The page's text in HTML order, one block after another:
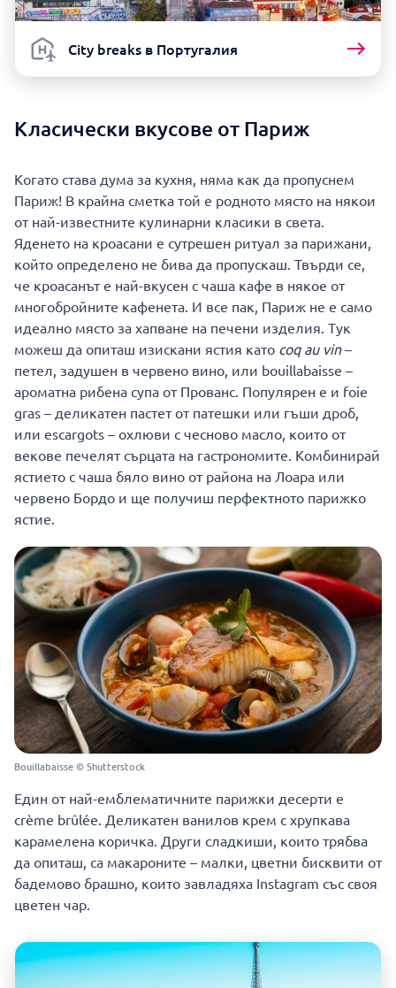
City breaks в Португалия
Класически вкусове от Париж
Когато става дума за кухня, няма как да пропуснем
Париж! В крайна сметка той е родното място на някои
от най-известните кулинарни класики в света.
Яденето на кроасани е сутрешен ритуал за парижани,
който определено не бива да пропускаш. Твърди се,
че кроасанът е най-вкусен с чаша кафе в някое от
многобройните кафенета. И все пак, Париж не е само
идеално място за хапване на печени изделия. Тук
можеш да опиташ изискани ястия като coq au vin–
петел, задушен в червено вино, или bouillabaisse –
ароматна рибена супа от Прованс. Популярен е и foie
gras – деликатен пастет от патешки или гъши дроб,
или escargots – охлюви с чесново масло, които от
векове печелят сърцата на гастрономите. Комбинирай
ястието с чаша бяло вино от района на Лоара или
червено Бордо и ще получиш перфектното парижко
ястие.
Bouillabaisse © Shutterstock
Един от най-емблематичните парижки десерти е
crème brûlée. Деликатен ванилов крем с хрупкава
карамелена коричка. Други сладкиши, които трябва
да опиташ, са макароните – малки, цветни бисквити от
бадемово брашно, които завладяха Instagram със своя
цветен чар.